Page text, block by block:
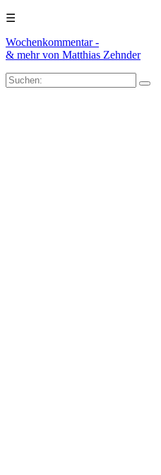
☰
Wochenkommentar -
& mehrvon Matthias Zehnder